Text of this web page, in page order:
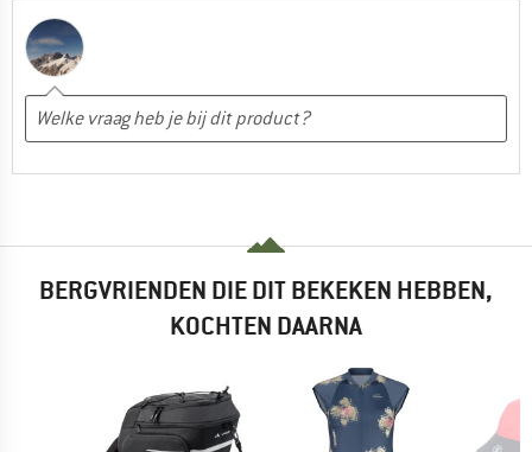
BERGVRIENDEN DIE DIT BEKEKEN HEBBEN,
KOCHTEN DAARNA